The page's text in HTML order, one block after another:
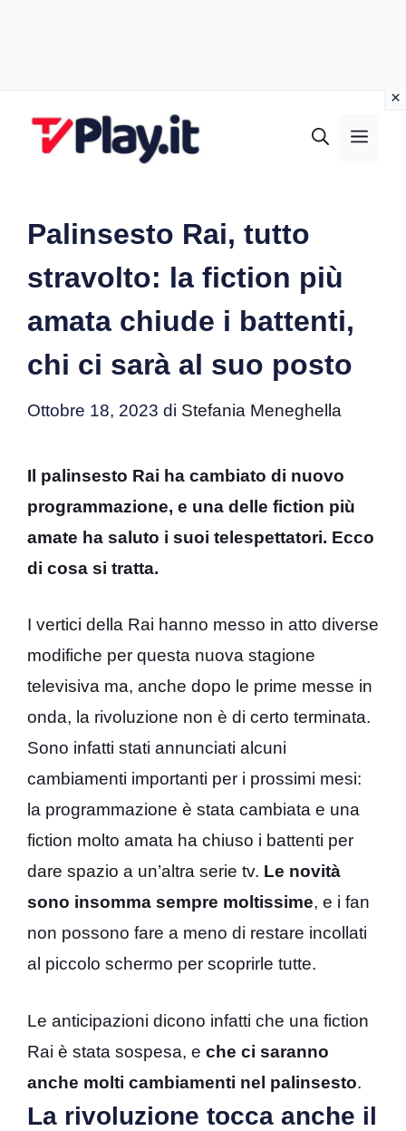
Palinsesto Rai, tutto
stravolto: la fiction più
amata chiude i battenti,
chi ci sarà al suo posto
Ottobre 18, 2023 di Stefania Meneghella
Il palinsesto Rai ha cambiato di nuovo
programmazione, e una delle fiction più
amate ha saluto i suoi telespettatori. Ecco
di cosa si tratta.
I vertici della Rai hanno messo in atto diverse
modifiche per questa nuova stagione
televisiva ma, anche dopo le prime messe in
onda, la rivoluzione non è di certo terminata.
Sono infatti stati annunciati alcuni
cambiamenti importanti per i prossimi mesi:
la programmazione è stata cambiata e una
fiction molto amata ha chiuso i battenti per
dare spazio a un’altra serie tv. Le novità
sono insomma sempre moltissime, e i fan
non possono fare a meno di restare incollati
al piccolo schermo per scoprirle tutte.
Le anticipazioni dicono infatti che una fiction
Rai è stata sospesa, e che ci saranno
anche molti cambiamenti nel palinsesto.
La rivoluzione tocca anche il